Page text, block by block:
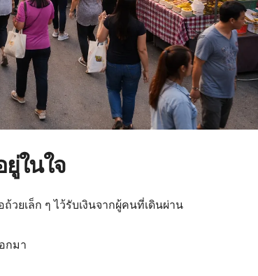
ในใจ
ยเล็ก ๆ ไว้รับเงินจากผู้คนที่เดินผ่าน
กมา